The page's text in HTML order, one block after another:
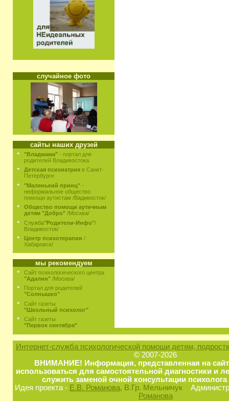
случайное фото
сайты наших друзей
"Владмама" - портал для
родителей Владивостока
Детская психиатрия в Санкт-
Петербурге
"Маленький принц" -
неформальное общество
помощи аутистам /Вадивосток/
Общество помощи аутичным
детям "Добро" /Москва/
Служба"Родители-Инфо"/
Владивосток/
Центр психотерапии /
Хабаровск/
мы рекомендуем
Сайт психологического центра
"Адалин" /Москва/
Портал для родителей
"Солнышко"
Сайт газеты
"Школьный психолог"
Сайт газеты
"Первое сентября"
Интернет-служба психологической помощи детям,
© 2007-2026
ВНИМАНИЕ! Информация, представленная на
использоваться для самостоятельной диагностики и
служить заменой очной консультации
Идея проекта - Е.В. Романова, В.Гр. Мельничук
Романова